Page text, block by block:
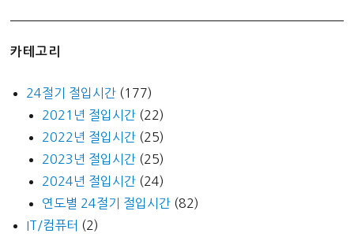
카테고리
24절기 절입시간 (177)
2021년 절입시간 (22)
2022년 절입시간 (25)
2023년 절입시간 (25)
2024년 절입시간 (24)
연도별 24절기 절입시간 (82)
IT/컴퓨터 (2)